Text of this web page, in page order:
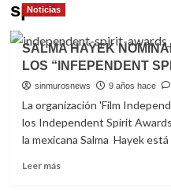
spirit
Noticias
SALMA HAYEK
LOS “INFEPENDENT
sinmurosnews 9 años hace
La organización 'Film
los Independent Spirit
la mexicana Salma Hayek está
Leer másRead